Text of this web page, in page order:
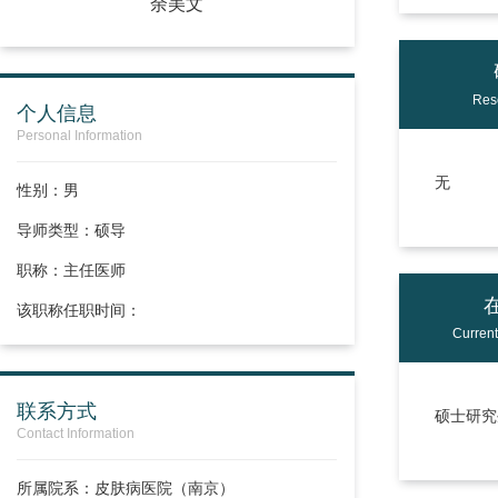
余美文
个人信息
Personal Information
性别：男
导师类型：硕导
职称： 主任医师
该职称任职时间：
联系方式
Contact Information
所属院系：皮肤病医院（南京）
无
硕士研